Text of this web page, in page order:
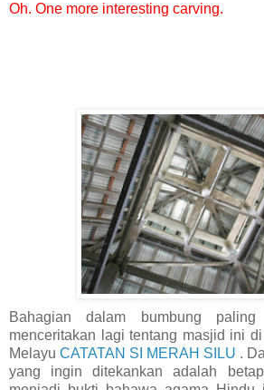
Oh. One more interesting carving.
Bahagian dalam bumbung
menceritakan lagi tentang masjid ini
Melayu CATATAN SI MERAH SILU .
yang ingin ditekankan adalah